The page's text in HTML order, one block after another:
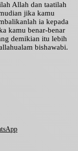
Allah dan taatilah
jika kamu
ia kepada
kamu benar-benar
demikian itu lebih
bishawabi.